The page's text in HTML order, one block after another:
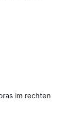
im rechten